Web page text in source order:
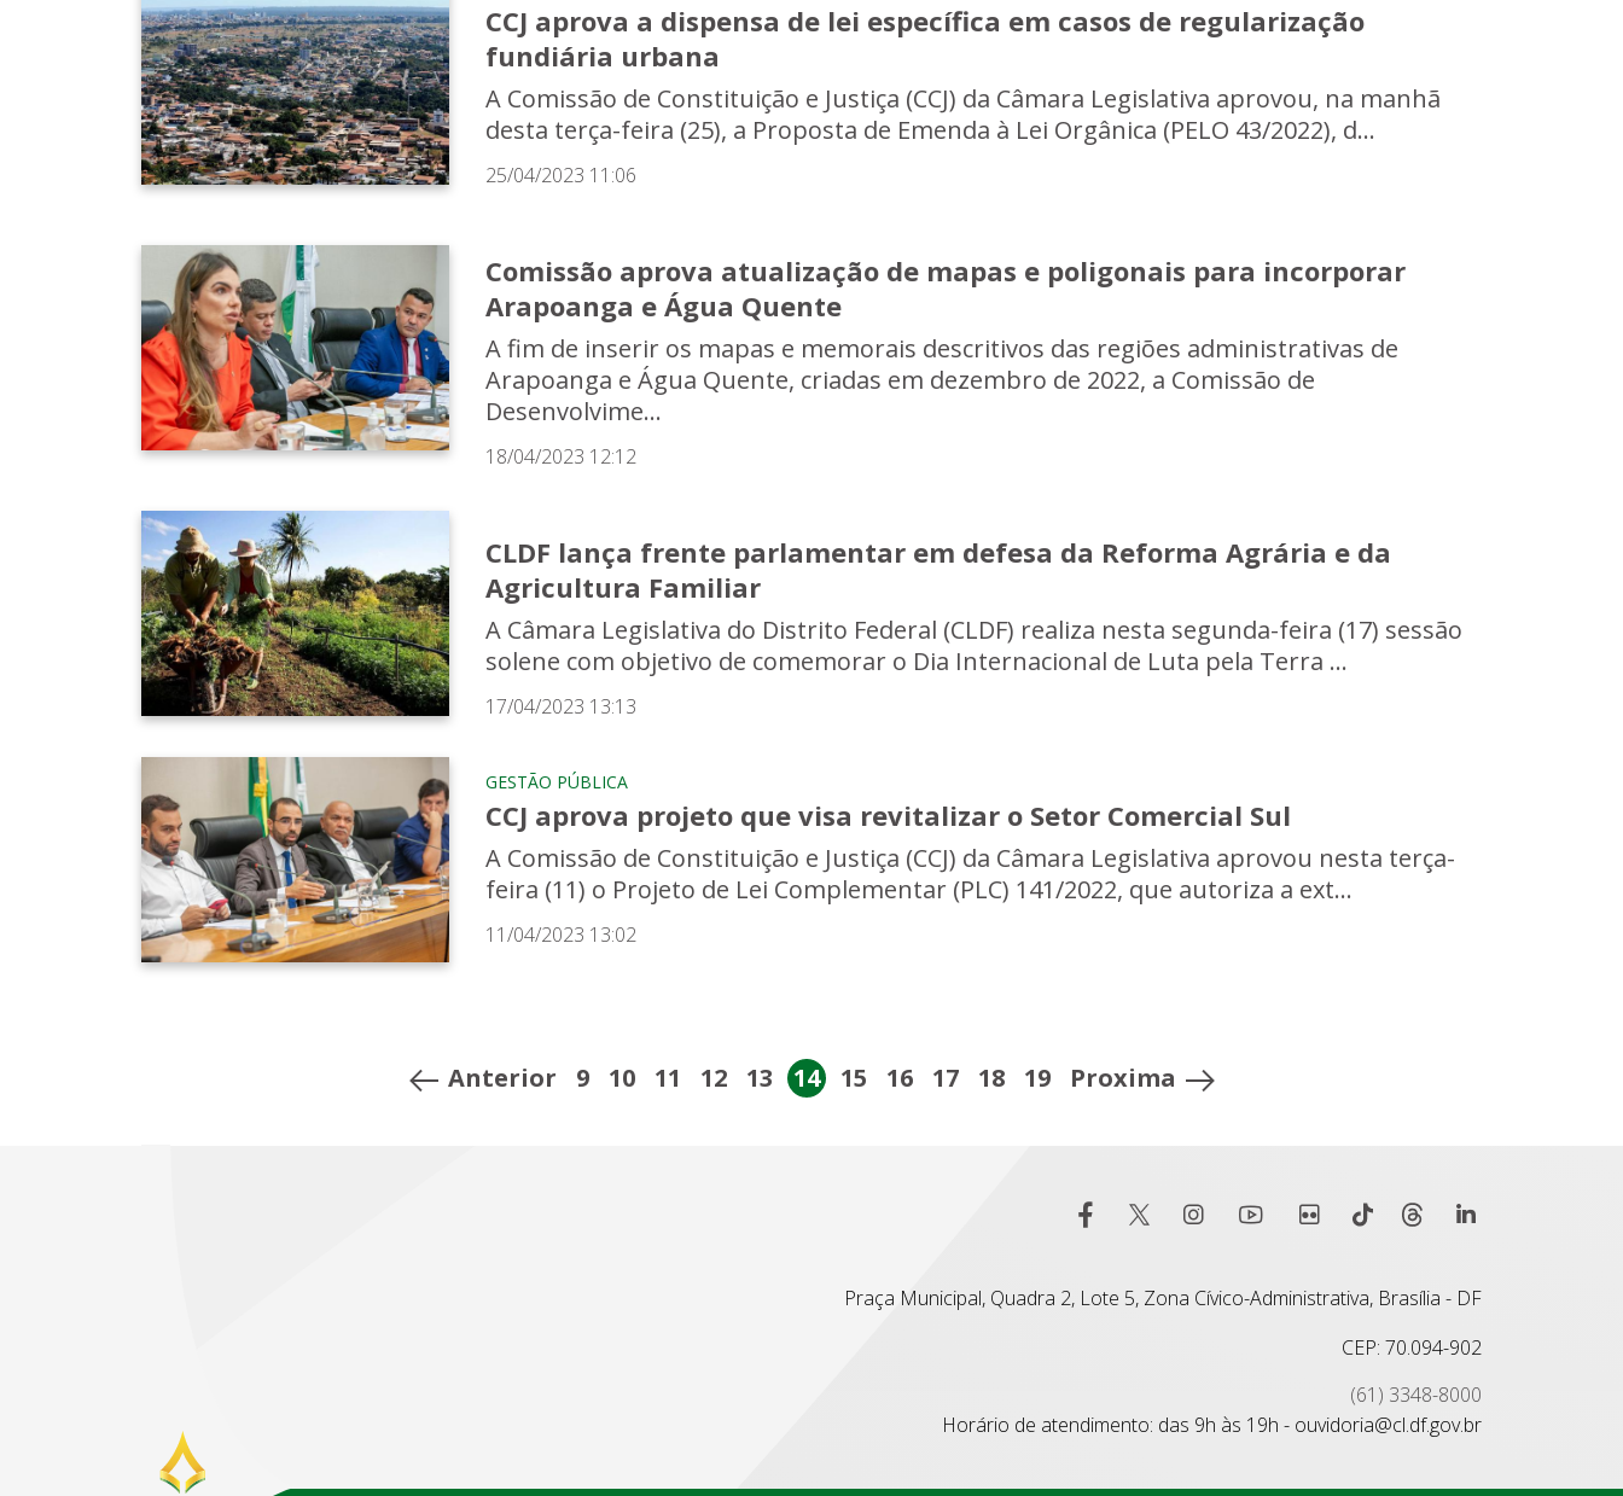
CCJ aprova a dispensa de lei específica em casos de regularização
fundiária urbana
A Comissão de Constituição e Justiça (CCJ) da Câmara Legislativa aprovou, na manhã
desta terça-feira (25), a Proposta de Emenda à Lei Orgânica (PELO 43/2022), d...
25/04/2023 11:06
Comissão aprova atualização de mapas e poligonais para incorporar
Arapoanga e Água Quente
A fim de inserir os mapas e memorais descritivos das regiões administrativas de
Arapoanga e Água Quente, criadas em dezembro de 2022, a Comissão de
Desenvolvime...
18/04/2023 12:12
CLDF lança frente parlamentar em defesa da Reforma Agrária e da
Agricultura Familiar
A Câmara Legislativa do Distrito Federal (CLDF) realiza nesta segunda-feira (17) sessão
solene com objetivo de comemorar o Dia Internacional de Luta pela Terra ...
17/04/2023 13:13
GESTÃO PÚBLICA
CCJ aprova projeto que visa revitalizar o Setor Comercial Sul
A Comissão de Constituição e Justiça (CCJ) da Câmara Legislativa aprovou nesta terça-
feira (11) o Projeto de Lei Complementar (PLC) 141/2022, que autoriza a ext...
11/04/2023 13:02
Anterior 9 10 11 12 13 14 15 16 17 18 19 Proxima
Praça Municipal, Quadra 2, Lote 5, Zona Cívico-Administrativa, Brasília - DF
CEP: 70.094-902
(61) 3348-8000
Horário de atendimento: das 9h às 19h - ouvidoria@cl.df.gov.br